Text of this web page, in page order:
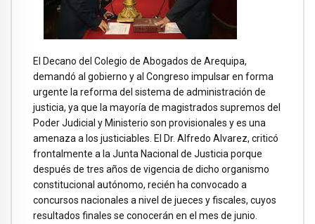
El Decano del Colegio de Abogados de Arequipa,
demandó al gobierno y al Congreso impulsar en forma
urgente la reforma del sistema de administración de
justicia, ya que la mayoría de magistrados supremos del
Poder Judicial y Ministerio son provisionales y es una
amenaza a los justiciables. El Dr. Alfredo Alvarez, criticó
frontalmente a la Junta Nacional de Justicia porque
después de tres años de vigencia de dicho organismo
constitucional autónomo, recién ha convocado a
concursos nacionales a nivel de jueces y fiscales, cuyos
resultados finales se conocerán en el mes de junio.